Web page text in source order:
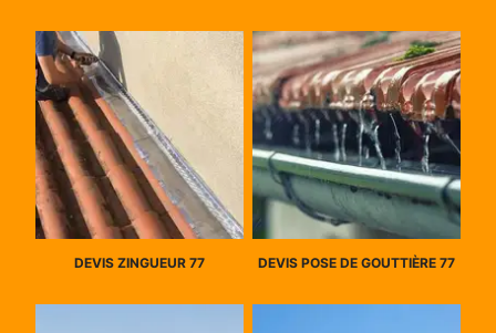
DEVIS ZINGUEUR 77 DEVIS POSE DE GOUTTIÈRE 77